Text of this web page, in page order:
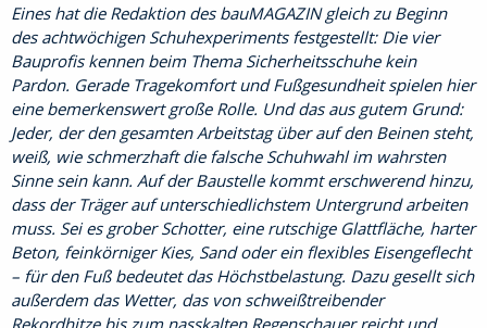
Eines hat die Redaktion des bauMAGAZIN gleich zu Beginn
des achtwöchigen Schuhexperiments festgestellt: Die vier
Bauprofis kennen beim Thema Sicherheitsschuhe kein
Pardon. Gerade Tragekomfort und Fußgesundheit spielen hier
eine bemerkenswert große Rolle. Und das aus gutem Grund:
Jeder, der den gesamten Arbeitstag über auf den Beinen steht,
weiß, wie schmerzhaft die falsche Schuhwahl im wahrsten
Sinne sein kann. Auf der Baustelle kommt erschwerend hinzu,
dass der Träger auf unterschiedlichstem Untergrund arbeiten
muss. Sei es grober Schotter, eine rutschige Glattfläche, harter
Beton, feinkörniger Kies, Sand oder ein flexibles Eisengeflecht
– für den Fuß bedeutet das Höchstbelastung. Dazu gesellt sich
außerdem das Wetter, das von schweißtreibender
Rekordhitze bis zum nasskalten Regenschauer reicht und